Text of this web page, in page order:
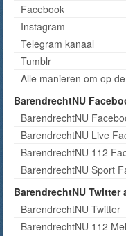
Facebook
Instagram
Telegram kanaal
Tumblr
Alle manieren om op
BarendrechtNU
BarendrechtNU
BarendrechtNU Live
BarendrechtNU 112
BarendrechtNU Sport
BarendrechtNU Twitter
BarendrechtNU Twitter
BarendrechtNU 112